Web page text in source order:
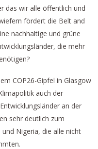
das wir alle öffentlich und
fördert die Belt and
nachhaltige und grüne
die mehr
COP26-Gipfel in Glasgow
auch der
an der
sehr deutlich zum
Nigeria, die alle nicht